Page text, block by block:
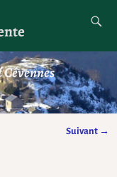
Suivant →